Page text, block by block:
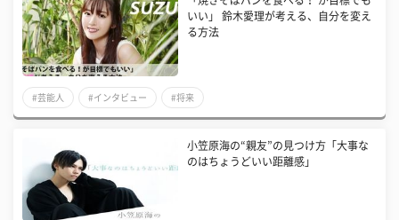
いい」 鈴木愛理が考える、自分を変え
る方法
#芸能人 #インタビュー #将来
小笠原海の“親友”の見つけ方「大事な
のはちょうどいい距離感」